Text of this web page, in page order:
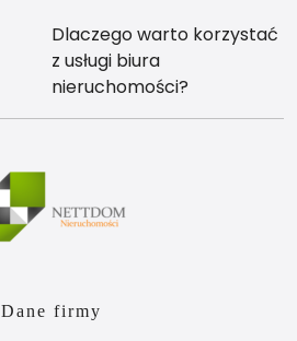
Dlaczego warto korzystać
z usługi biura
nieruchomości?
Dane firmy